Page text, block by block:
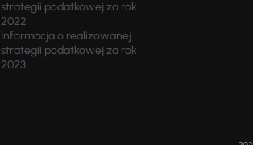
strategii podatkowej za rok
2022
Informacja o realizowanej
strategii podatkowej za rok
2023